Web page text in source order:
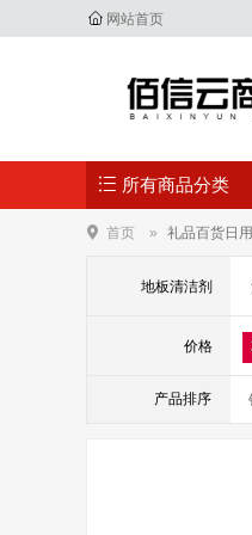
网站首页
所有商品分类
首页 礼品百货日
地板清洁剂
价格
产品排序